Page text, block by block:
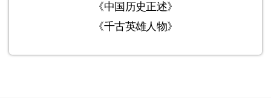
《中国历史正述》
《千古英雄人物》